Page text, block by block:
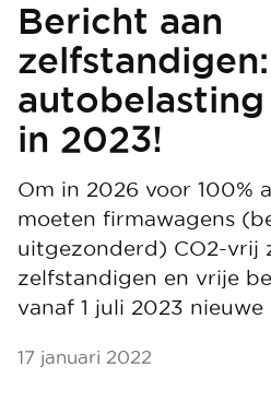
Bericht aan
in 2023!
Om in 2026 voor 100%
moeten firmawagens
uitgezonderd) CO2-vrij
zelfstandigen en vrije
vanaf 1 juli 2023 nieuwe
17 januari 2022